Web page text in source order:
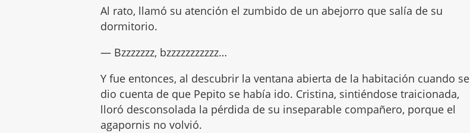
Al rato, llamó su atención el zumbido de un abejorro que salía de su
dormitorio.
— Bzzzzzzz, bzzzzzzzzzzz…
Y fue entonces, al descubrir la ventana abierta de la habitación cuando se
dio cuenta de que Pepito se había ido. Cristina, sintiéndose traicionada,
lloró desconsolada la pérdida de su inseparable compañero, porque el
agapornis no volvió.